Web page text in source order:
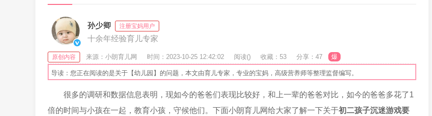
孙少卿 注册宝妈用户
十余年经验育儿专家
原创内容 来源：小朗育儿网 时间：2023-10-25 12:42:02 阅读() 收藏：53 分享：47 爆
导读：您正在阅读的是关于【幼儿园】的问题，本文由育儿专家，专业的宝妈，高级营养师等整理监督编写。
很多的调研和数据信息表明，现如今的爸爸们表现比较好，和上一辈的爸爸对比，如今的爸爸多花了1
倍的时间与小孩在一起，教育小孩，守候他们。下面小朗育儿网给大家了解一下关于初二孩子沉迷游戏要